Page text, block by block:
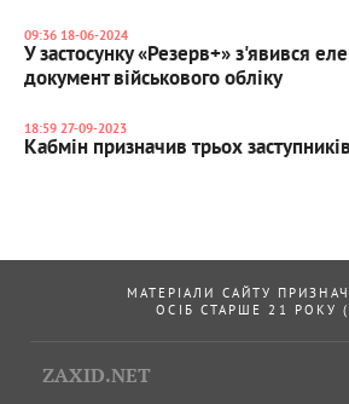
09:36 18-06-2024
У застосунку «Резерв+» з'явився
документ військового обліку
18:59 27-09-2023
Кабмін призначив трьох
МАТЕРІАЛИ САЙТУ
ОСІБ СТАРШЕ 21 РОКУ
ZAXID.NET